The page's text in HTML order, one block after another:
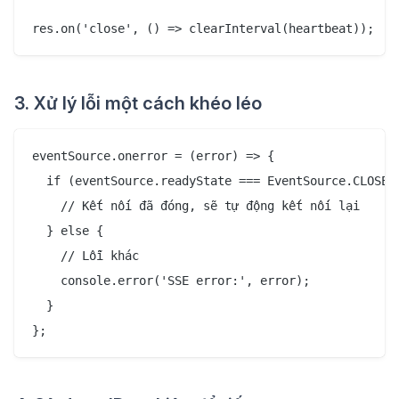
3. Xử lý lỗi một cách khéo léo
eventSource.onerror = (error) => {
if (eventSource.readyState ===
    // Kết nối đã đóng, sẽ tự động kết nối lại
  } else {
    // Lỗi khác
    console.error('SSE error:', error);
  }